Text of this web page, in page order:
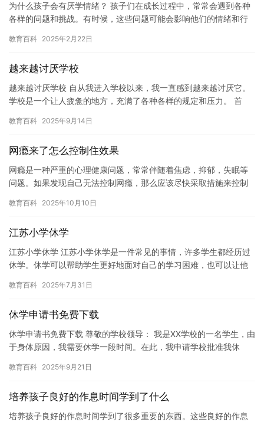
为什么孩子会有厌学情绪？ 孩子们在成长过程中，常常会遇到各种
各样的问题和挑战。有时候，这些问题可能会影响他们的情绪和行
原因…
教育百科 2025年2月22日
越来越讨厌学校
越来越讨厌学校 自从我进入学校以来，我一直感到越来越讨厌它。
学校是一个让人疲惫的地方，充满了各种各样的规定和压力。 首
必须…
教育百科 2025年9月14日
网瘾来了怎么控制住效果
网瘾是一种严重的心理健康问题，常常伴随着焦虑，抑郁，失眠等
问题。如果发现自己无法控制网瘾，那么应该尽快采取措施来控制
界，缺…
教育百科 2025年10月10日
江苏小学休学
江苏小学休学 江苏小学休学是一件常见的事情，许多学生都经历过
休学。休学可以帮助学生更好地面对自己的学习困难，也可以让他
讨江…
教育百科 2025年7月31日
休学申请书免费下载
休学申请书免费下载 尊敬的学校领导： 我是XX学校的一名学生，由
于身体原因，我需要休学一段时间。在此，我申请学校批准我休
的…
教育百科 2025年9月21日
培养孩子良好的作息时间学到了什么
培养孩子良好的作息时间学到了很多重要的东西。这些良好的作息